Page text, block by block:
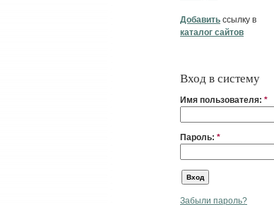
Добавить ссылку в
каталог сайтов
Вход в систему
Имя пользователя: *
Пароль: *
Забыли пароль?